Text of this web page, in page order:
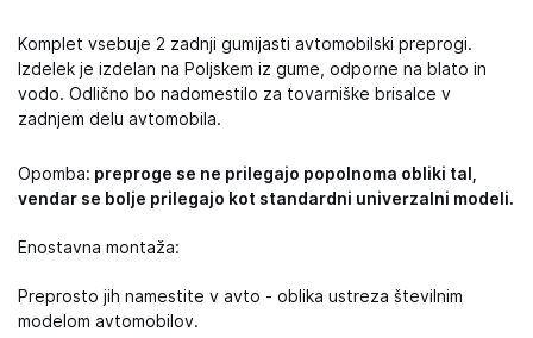
Komplet vsebuje 2 zadnji gumijasti avtomobilski preprogi.
Izdelek je izdelan na Poljskem iz gume, odporne na blato in
vodo. Odlično bo nadomestilo za tovarniške brisalce v
zadnjem delu avtomobila.
Opomba: preproge se ne prilegajo popolnoma obliki tal,
vendar se bolje prilegajo kot standardni univerzalni modeli.
Enostavna montaža:
Preprosto jih namestite v avto - oblika ustreza številnim
modelom avtomobilov.